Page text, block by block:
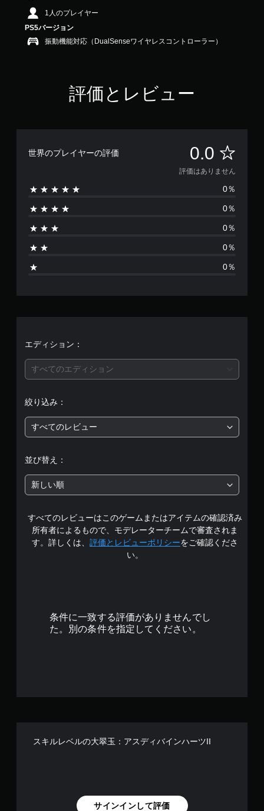
1人のプレイヤー
PS5バージョン
振動機能対応（DualSenseワイヤレスコントローラー）
評価とレビュー
世界のプレイヤーの評価 0.0 評
価
は
あ
ま
評価はありません
0％
0％
0％
0％
0％
エディション：
すべてのエディション
絞り込み：
すべてのレビュー
並び替え：
新しい順
すべてのレビューはこのゲームまたはアイテムの確認済み
所有者によるもので、モデレーターチームで審査されま
す。詳しくは、 評価とレビューポリシーをご確認くださ
い。
条件に一致する評価がありませんでし
た。別の条件を指定してください。
スキルレベルの大翠玉：アスディバインハーツII
サインインして評価